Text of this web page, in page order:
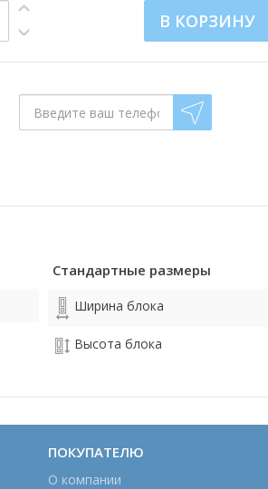
В КОРЗИНУ
Стандартные размеры
Ширина блока
Высота блока
ПОКУПАТЕЛЮ
О компании